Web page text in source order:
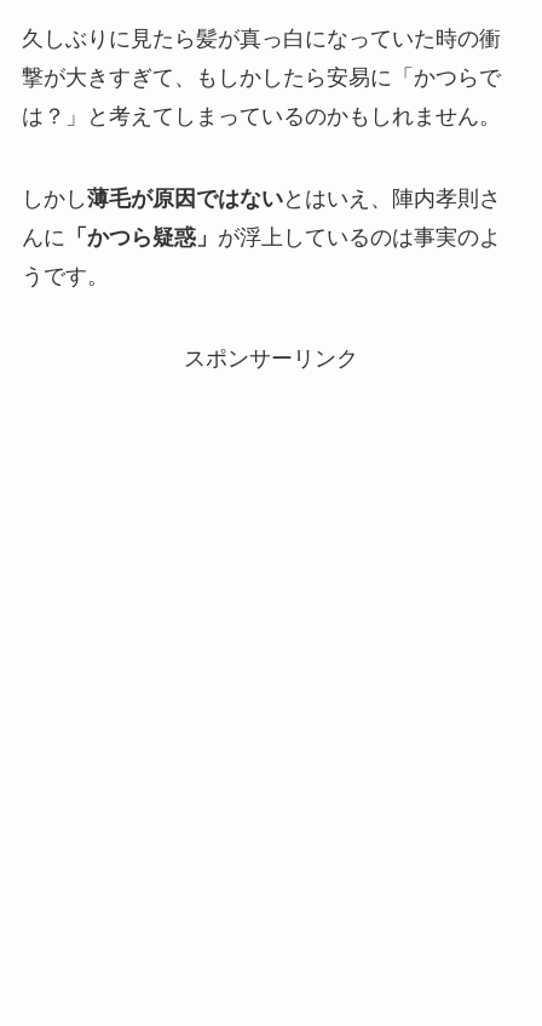
久しぶりに見たら髪が真っ白になっていた時の衝
撃が大きすぎて、もしかしたら安易に「かつらで
は？」と考えてしまっているのかもしれません。
しかし薄毛が原因ではないとはいえ、陣内孝則さ
んに 「かつら疑惑」 が浮上しているのは事実のよ
うです。
スポンサーリンク